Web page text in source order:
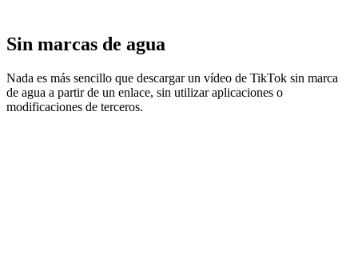
Sin marcas de agua
Nada es más sencillo que descargar un vídeo de TikTok sin marca
de agua a partir de un enlace, sin utilizar aplicaciones o
modificaciones de terceros.